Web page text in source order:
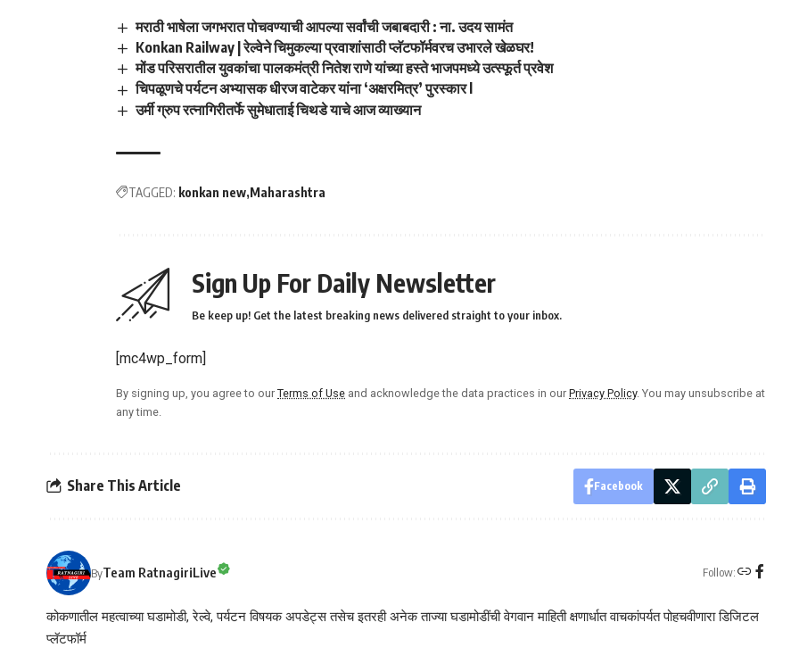
मराठी भाषेला जगभरात पोचवण्याची आपल्या सर्वांची जबाबदारी : ना. उदय सामंत
Konkan Railway | रेल्वेने चिमुकल्या प्रवाशांसाठी प्लॅटफॉर्मवरच उभारले खेळघर!
मोंड परिसरातील युवकांचा पालकमंत्री नितेश राणे यांच्या हस्ते भाजपमध्ये उत्स्फूर्त प्रवेश
चिपळूणचे पर्यटन अभ्यासक धीरज वाटेकर यांना ‘अक्षरमित्र’ पुरस्कार l
उर्मी ग्रुप रत्नागिरीतर्फे सुमेधाताई चिथडे याचे आज व्याख्यान
TAGGED: konkan new Maharashtra
Sign Up For Daily Newsletter
Be keep up! Get the latest breaking news delivered straight to your inbox.
[mc4wp_form]
By signing up, you agree to our Terms of Use and acknowledge the data practices in our Privacy Policy. You may unsubscribe at
any time.
Share This Article Facebook
ByTeam RatnagiriLive Follow:
कोकणातील महत्वाच्या घडामोडी, रेल्वे, पर्यटन विषयक अपडेट्स तसेच इतरही अनेक ताज्या घडामोडींची वेगवान माहिती क्षणार्धात वाचकांपर्यत पोहचवीणारा डिजिटल
प्लॅटफॉर्म